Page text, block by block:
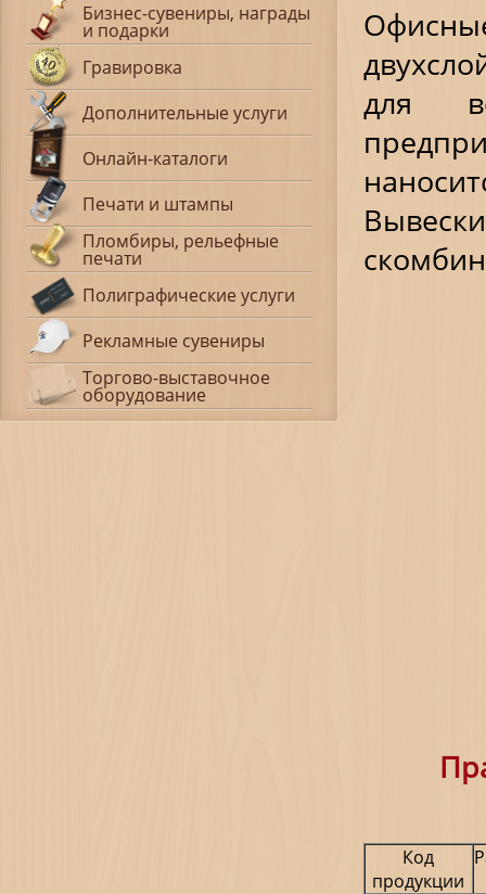
Бизнес-сувениры, награды
и подарки
Гравировка
Дополнительные услуги
Онлайн-каталоги
Печати и штампы
Пломбиры, рельефные
печати
Полиграфические услуги
Рекламные сувениры
Торгово-выставочное
оборудование
для
Код
продукции